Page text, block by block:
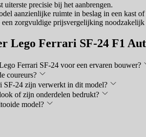
uiterste precisie bij het aanbrengen.
aanzienlijke ruimte in beslag in een kast of
zorgvuldige prijsvergelijking noodzakelijk
Lego Ferrari SF-24 F1
Ferrari SF-24 voor een ervaren bouwer?
coureurs?
SF-24 zijn verwerkt in dit model?
of zijn onderdelen bedrukt?
model?